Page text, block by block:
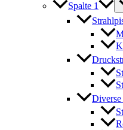
Spalte 1
Diverse